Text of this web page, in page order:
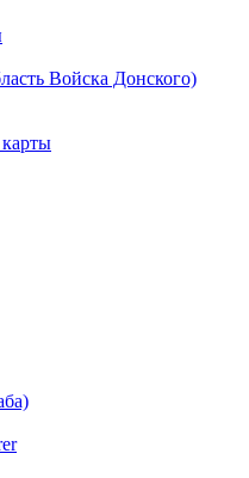
Войска Донского)